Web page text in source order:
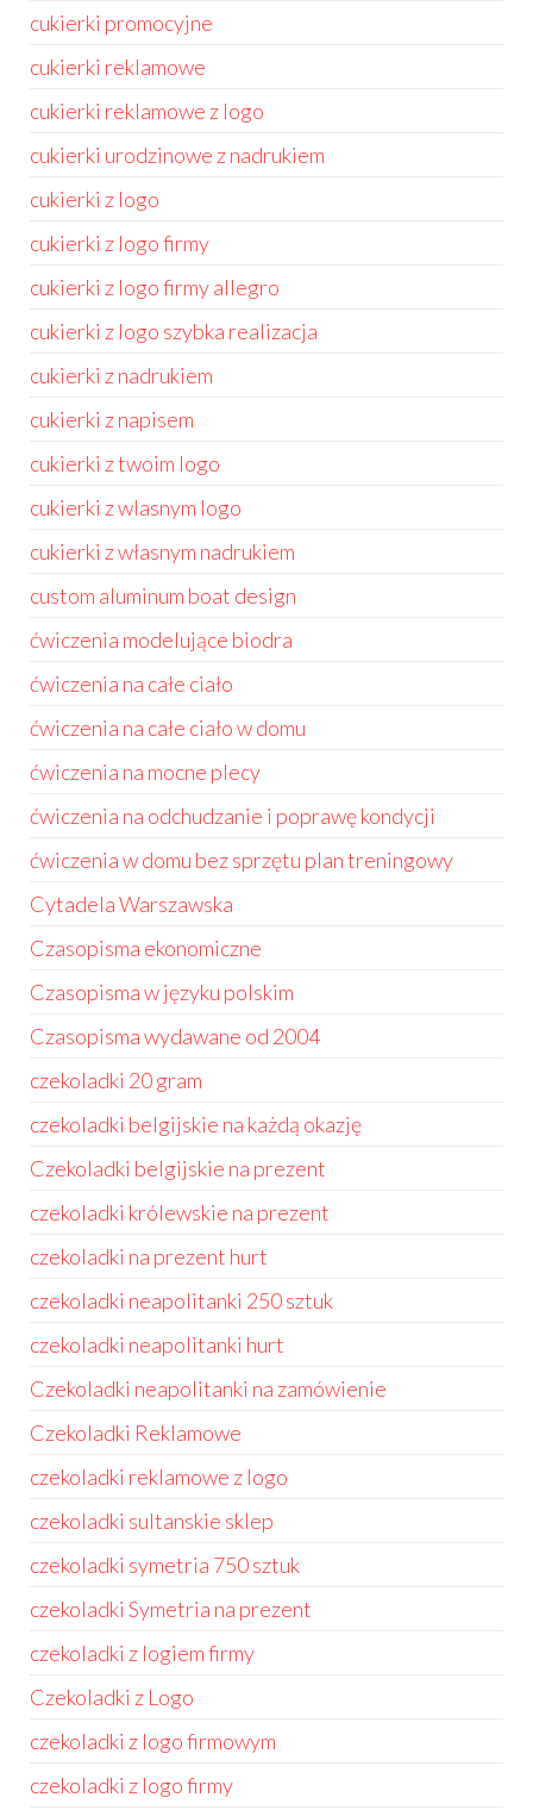
cukierki promocyjne
cukierki reklamowe
cukierki reklamowe z logo
cukierki urodzinowe z nadrukiem
cukierki z logo
cukierki z logo firmy
cukierki z logo firmy allegro
cukierki z logo szybka realizacja
cukierki z nadrukiem
cukierki z napisem
cukierki z twoim logo
cukierki z wlasnym logo
cukierki z własnym nadrukiem
custom aluminum boat design
ćwiczenia modelujące biodra
ćwiczenia na całe ciało
ćwiczenia na całe ciało w domu
ćwiczenia na mocne plecy
ćwiczenia na odchudzanie i poprawę kondycji
ćwiczenia w domu bez sprzętu plan treningowy
Cytadela Warszawska
Czasopisma ekonomiczne
Czasopisma w języku polskim
Czasopisma wydawane od 2004
czekoladki 20 gram
czekoladki belgijskie na każdą okazję
Czekoladki belgijskie na prezent
czekoladki królewskie na prezent
czekoladki na prezent hurt
czekoladki neapolitanki 250 sztuk
czekoladki neapolitanki hurt
Czekoladki neapolitanki na zamówienie
Czekoladki Reklamowe
czekoladki reklamowe z logo
czekoladki sultanskie sklep
czekoladki symetria 750 sztuk
czekoladki Symetria na prezent
czekoladki z logiem firmy
Czekoladki z Logo
czekoladki z logo firmowym
czekoladki z logo firmy